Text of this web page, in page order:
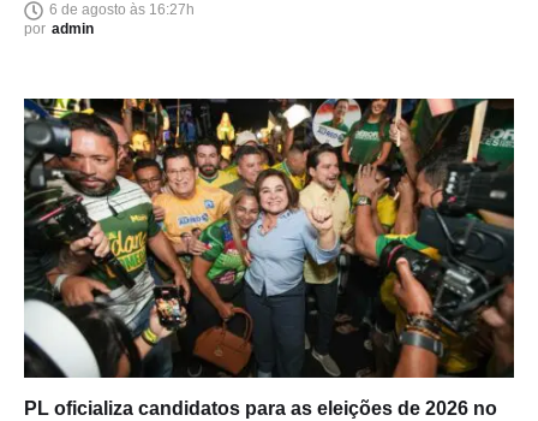
6 de agosto às 16:27h
por admin
PL oficializa candidatos para as eleições de 2026 no